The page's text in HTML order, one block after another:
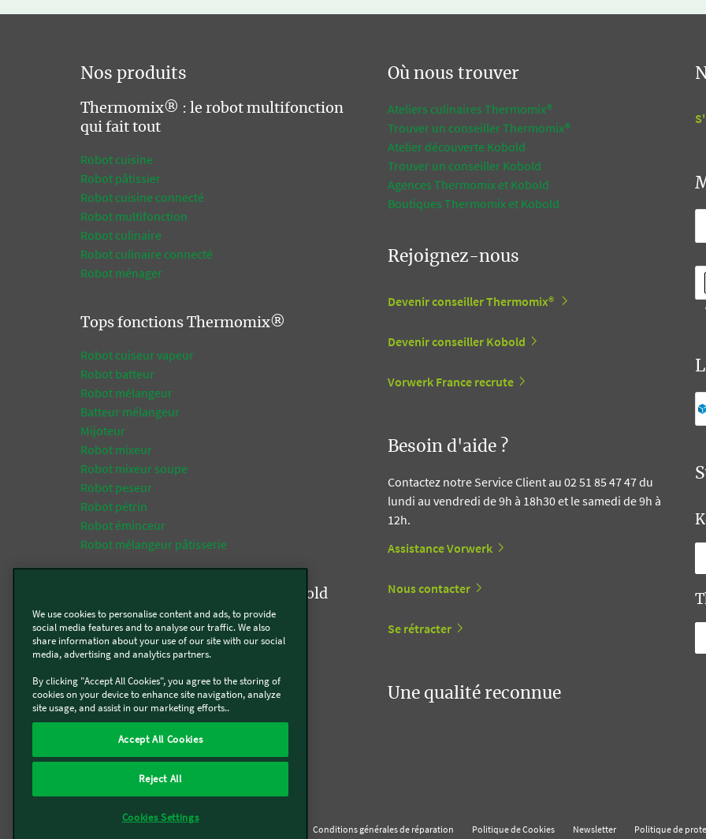
Nos produits
Thermomix® : le robot multifonction
qui fait tout
Robot cuisine
Robot pâtissier
Robot cuisine connecté
Robot multifonction
Robot culinaire
Robot culinaire connecté
Robot ménager
Tops fonctions Thermomix®
Robot cuiseur vapeur
Robot batteur
Robot mélangeur
Batteur mélangeur
Mijoteur
Robot mixeur
Robot mixeur soupe
Robot peseur
Robot pétrin
Robot éminceur
Robot mélangeur pâtisserie
Tops fonctions de la gamme Kobold
Aspirateur
Aspirateur multifonction
Aspirateur laveur
Aspirateur textile
Aspirateur silencieux
Aspirateur robot
Aspirateur robot programmable
Aspirateur nettoyeur
Aspirateur sans fil
Où nous trouver
Ateliers culinaires Thermomix®
Trouver un conseiller Thermomix®
Atelier découverte Kobold
Trouver un conseiller Kobold
Agences Thermomix et Kobold
Boutiques Thermomix et Kobold
Rejoignez-nous
Devenir conseiller Thermomix®
Devenir conseiller Kobold
Vorwerk France recrute
Besoin d'aide ?
Contactez notre Service Client au 02 51 85 47 47 du
lundi au vendredi de 9h à 18h30 et le samedi de 9h à
12h.
Assistance Vorwerk
Nous contacter
Se rétracter
Une qualité reconnue
Conditions générales de réparation Politique de Cookies Newsletter Politique de
We use cookies to personalise content and ads, to provide
social media features and to analyse our traffic. We also
share information about your use of our site with our social
media, advertising and analytics partners.
By clicking "Accept All Cookies", you agree to the storing of
cookies on your device to enhance site navigation, analyze
site usage, and assist in our marketing efforts..
Accept All Cookies
Reject All
Cookies Settings